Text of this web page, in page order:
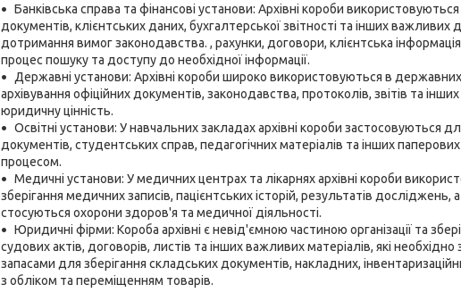
Банківська справа та фінансові установи: Архівні короби
документів, клієнтських даних, бухгалтерської звітності та інших важливих
дотримання вимог законодавства. , рахунки, договори, клієнтська
процес пошуку та доступу до необхідної інформації.
Державні установи: Архівні короби широко використовуються в
архівування офіційних документів, законодавства, протоколів, звітів та
юридичну цінність.
Освітні установи: У навчальних закладах архівні короби застосовуються
документів, студентських справ, педагогічних матеріалів та інших паперових
процесом.
Медичні установи: У медичних центрах та лікарнях архівні короби
зберігання медичних записів, пацієнтських історій, результатів
стосуються охорони здоров'я та медичної діяльності.
Юридичні фірми: Короба архівні є невід'ємною частиною організації та
судових актів, договорів, листів та інших важливих матеріалів, які
запасами для зберігання складських документів, накладних,
з обліком та переміщенням товарів.